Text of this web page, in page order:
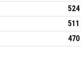
524
511
470